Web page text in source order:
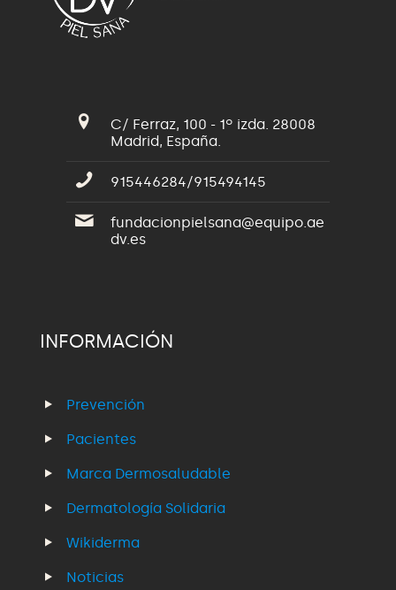
C/ Ferraz, 100 - 1º izda. 28008
Madrid, España.
915446284/915494145
fundacionpielsana@equipo.ae
dv.es
INFORMACIÓN
Prevención
Pacientes
Marca Dermosaludable
Dermatología Solidaria
Wikiderma
Noticias